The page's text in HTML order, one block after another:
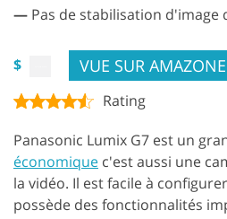
— Pas de stabilisation d'image
$ VUE SUR AMAZONE
Rating
Panasonic Lumix G7 est un
économique c'est aussi une
la vidéo. Il est facile à
possède des fonctionnalités